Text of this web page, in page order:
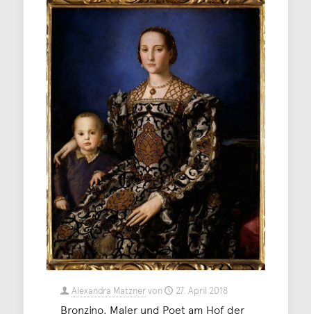
Alexandra Matznervon 27. April 2018
Bronzino. Maler und Poet am Hof der